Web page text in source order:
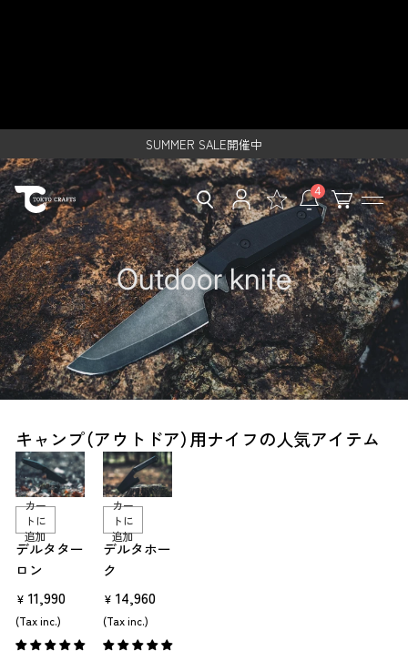
テ
ン
ツ
に
動
す
る
SUMMER SALE開催中
4
Outdoor knife
キャンプ（アウトドア）用ナイフの人気アイテム
カー
トに
追加
デルタター
ロン
¥ 11,990
(Tax inc.)
カー
トに
追加
デルタホー
ク
¥ 14,960
(Tax inc.)